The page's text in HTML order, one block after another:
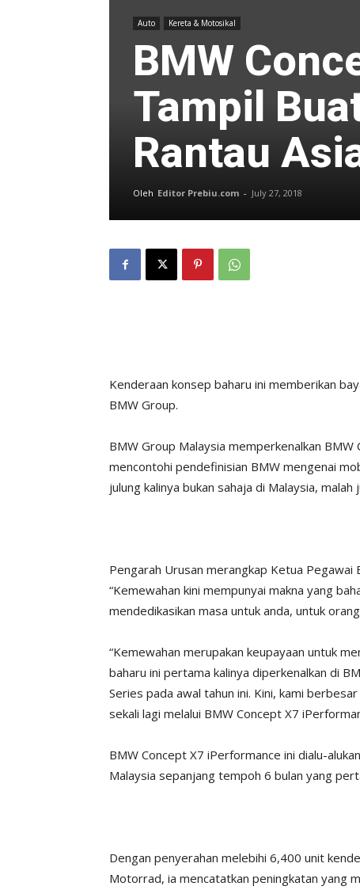
Auto Kereta & Motosikal
BMW
Tampil
Rantau
Oleh Editor Prebiu.com - July 27, 2018
Kenderaan konsep baharu ini memberikan
BMW Group.
BMW Group Malaysia memperkenalkan
mencontohi pendefinisian BMW mengenai
julung kalinya bukan sahaja di Malaysia,
Pengarah Urusan merangkap Ketua
“Kemewahan kini mempunyai makna yang
mendedikasikan masa untuk anda, untuk
“Kemewahan merupakan keupayaan untuk
baharu ini pertama kalinya diperkenalkan di
Series pada awal tahun ini. Kini, kami
sekali lagi melalui BMW Concept X7
BMW Concept X7 iPerformance ini dialu-
Malaysia sepanjang tempoh 6 bulan yang
Dengan penyerahan melebihi 6,400 unit
Motorrad, ia mencatatkan peningkatan yang